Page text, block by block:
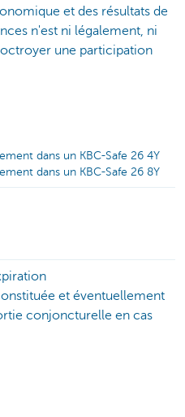
et des résultats de
n'est ni légalement, ni
une participation
dans un KBC-Safe 26 4Y
dans un KBC-Safe 26 8Y
et éventuellement
conjoncturelle en cas